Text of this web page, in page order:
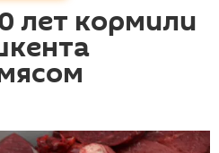
лет кормили